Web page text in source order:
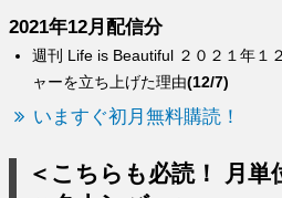
2021年12月配信分
週刊 Life is Beautiful ２０２１年１
ャーを立ち上げた理由(12/7)
いますぐ初月無料購読！
＜こちらも必読！ 月